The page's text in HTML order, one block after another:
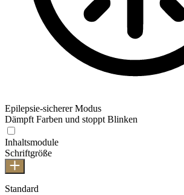
Epilepsie-sicherer Modus
Dämpft Farben und stoppt Blinken
Inhaltsmodule
Schriftgröße
Standard